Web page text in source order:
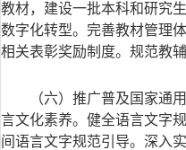
教材，建设一批本科和研究
数字化转型。完善教材管理
相关表彰奖励制度。规范教
（六）推广普及国家通
言文化素养。健全语言文字
间语言文字规范引导。深入